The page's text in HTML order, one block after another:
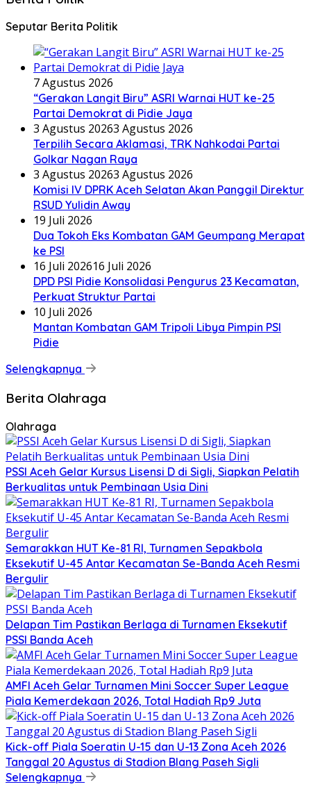
Seputar Berita Politik
7 Agustus 2026
“Gerakan Langit Biru” ASRI Warnai HUT ke-25
Partai Demokrat di Pidie Jaya
3 Agustus 20263 Agustus 2026
Terpilih Secara Aklamasi, TRK Nahkodai Partai
Golkar Nagan Raya
3 Agustus 20263 Agustus 2026
Komisi IV DPRK Aceh Selatan Akan Panggil Direktur
RSUD Yulidin Away
19 Juli 2026
Dua Tokoh Eks Kombatan GAM Geumpang Merapat
ke PSI
16 Juli 202616 Juli 2026
DPD PSI Pidie Konsolidasi Pengurus 23 Kecamatan,
Perkuat Struktur Partai
10 Juli 2026
Mantan Kombatan GAM Tripoli Libya Pimpin PSI
Pidie
Selengkapnya
Berita Olahraga
Olahraga
PSSI Aceh Gelar Kursus Lisensi D di Sigli, Siapkan Pelatih
Berkualitas untuk Pembinaan Usia Dini
Semarakkan HUT Ke-81 RI, Turnamen Sepakbola
Eksekutif U-45 Antar Kecamatan Se-Banda Aceh Resmi
Bergulir
Delapan Tim Pastikan Berlaga di Turnamen Eksekutif
PSSI Banda Aceh
AMFI Aceh Gelar Turnamen Mini Soccer Super League
Piala Kemerdekaan 2026, Total Hadiah Rp9 Juta
Kick-off Piala Soeratin U-15 dan U-13 Zona Aceh 2026
Tanggal 20 Agustus di Stadion Blang Paseh Sigli
Selengkapnya